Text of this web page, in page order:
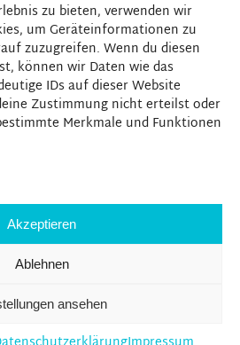
zu bieten, verwenden wir
um Geräteinformationen zu
zuzugreifen. Wenn du diesen
können wir Daten wie das
IDs auf dieser Website
Zustimmung nicht erteilst oder
Merkmale und Funktionen
Akzeptieren
Ablehnen
ansehen